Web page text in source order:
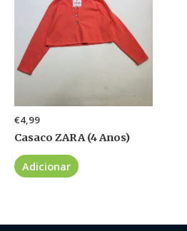
€4,99
Casaco ZARA (4 Anos)
Adicionar